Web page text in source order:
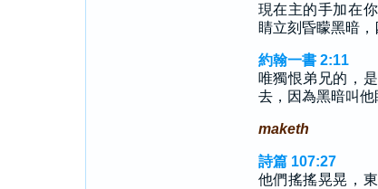
現在主的手加在
睛立刻昏矇黑暗，
約翰一書 2:11
唯獨恨弟兄的，
去，因為黑暗叫他
maketh
詩篇 107:27
他們搖搖晃晃，